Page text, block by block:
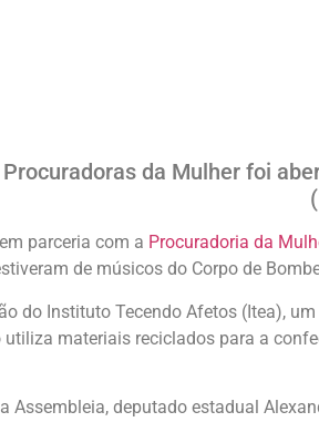
da Mulher foi
parceria com a Procuradoria da
de músicos do Corpo de
do Instituto Tecendo Afetos (Itea),
materiais reciclados para a
Assembleia, deputado estadual